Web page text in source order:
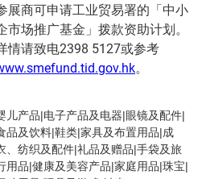
展商可申请工业贸易署的「中小
市场推广基金」拨款资助计划。
情请致电2398 5127或参考
。
儿产品|电子产品及电器|眼镜及配件|
品及饮料|鞋类|家具及布置用品|成
、纺织及配件|礼品及赠品|手袋及旅
用品|健康及美容产品|家庭用品|珠宝|